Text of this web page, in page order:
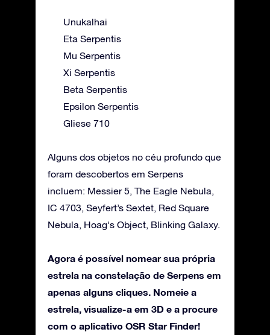
Unukalhai
Eta Serpentis
Mu Serpentis
Xi Serpentis
Beta Serpentis
Epsilon Serpentis
Gliese 710
Alguns dos objetos no céu profundo que
foram descobertos em Serpens
incluem: Messier 5, The Eagle Nebula,
IC 4703, Seyfert’s Sextet, Red Square
Nebula, Hoag's Object, Blinking Galaxy.
Agora é possível nomear sua própria
estrela na constelação de Serpens em
apenas alguns cliques. Nomeie a
estrela, visualize-a em 3D e a procure
com o aplicativo OSR Star Finder!